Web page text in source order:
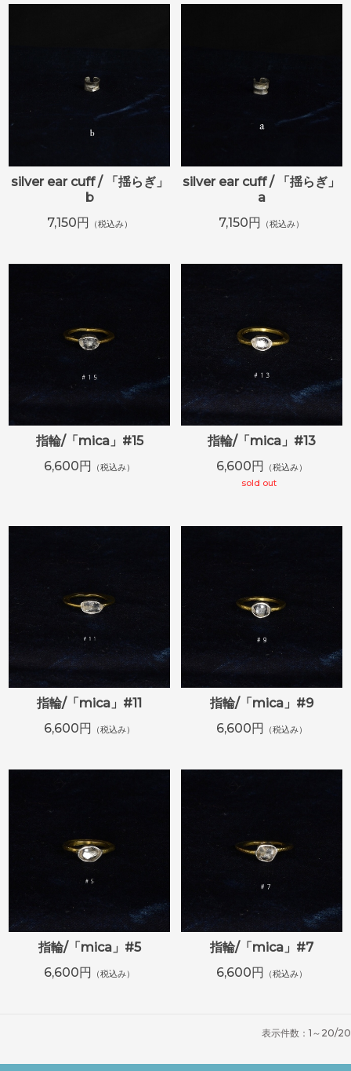
silver ear cuff / 「揺らぎ」
b
7,150円
（税込み）
silver ear cuff / 「揺らぎ」
a
7,150円
（税込み）
指輪/「mica」#15
6,600円
（税込み）
指輪/「mica」#13
6,600円
（税込み）
sold out
指輪/「mica」#11
6,600円
（税込み）
指輪/「mica」#9
6,600円
（税込み）
指輪/「mica」#5
6,600円
（税込み）
指輪/「mica」#7
6,600円
（税込み）
表示件数：1～20/20